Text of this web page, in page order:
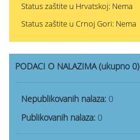
Status zaštite u Hrvatskoj: Nema
Status zaštite u Crnoj Gori: Nema
PODACI O NALAZIMA (ukupno 0)
Nepublikovanih nalaza: 0
Publikovanih nalaza: 0